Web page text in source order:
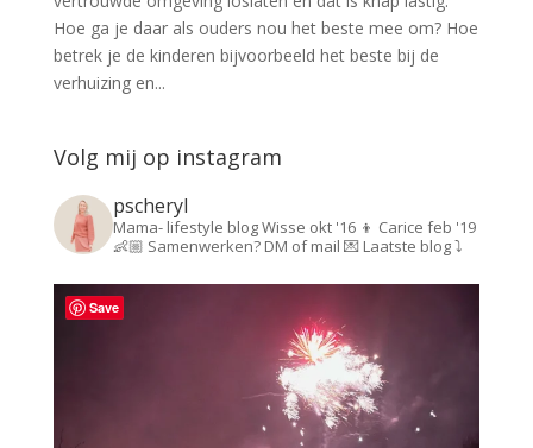
Hoe ga je daar als ouders nou het beste mee om? Hoe
betrek je de kinderen bijvoorbeeld het beste bij de
verhuizing en...
Volg mij op instagram
pscheryl
Mama- lifestyle blogWisse okt '16 👦 Carice feb '19
👶🏼 Samenwerken? DM of mail 💌Laatste blog ⤵️
Save